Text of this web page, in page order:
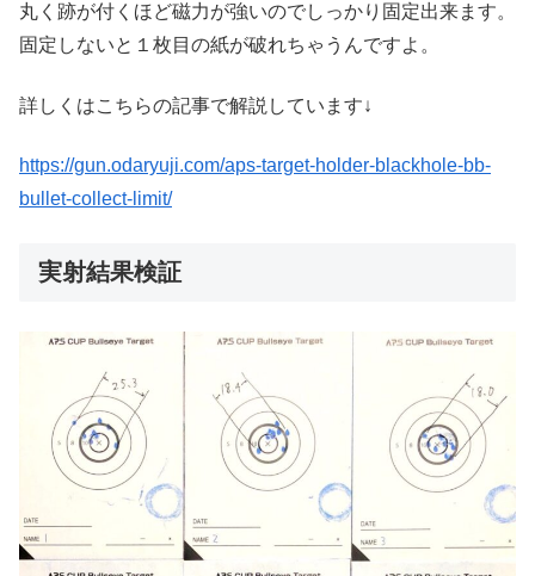
丸く跡が付くほど磁力が強いのでしっかり固定出来ます。
固定しないと１枚目の紙が破れちゃうんですよ。
詳しくはこちらの記事で解説しています↓
https://gun.odaryuji.com/aps-target-holder-blackhole-bb-
bullet-collect-limit/
実射結果検証